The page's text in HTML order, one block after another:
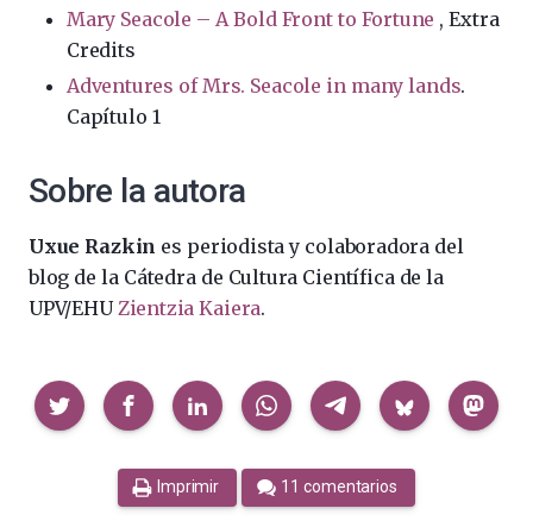
Mary Seacole – A Bold Front to Fortune , Extra
Credits
Adventures of Mrs. Seacole in many lands.
Capítulo 1
Sobre la autora
Uxue Razkin es periodista y colaboradora del
blog de la Cátedra de Cultura Científica de la
UPV/EHUZientzia Kaiera.
Compartir
Imprimir 11 comentarios